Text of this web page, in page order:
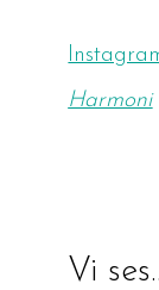
Harmoni
Vi